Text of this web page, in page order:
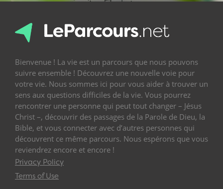
Bienvenue ! La vie est un parcours que nous pouvons
suivre ensemble ! Découvrez une nouvelle voie pour
votre vie. Nous sommes ici pour vous aider à trouver un
sens aux questions difficiles de la vie. Vous pourrez
rencontrer une personne qui peut tout changer – Jésus
Christ –, découvrir des passages de la Parole de Dieu, la
Bible, et vous connecter avec d’autres personnes qui
découvrent ce même parcours. Nous espérons que vous
reviendrez encore et encore !
Privacy Policy
Terms of Use